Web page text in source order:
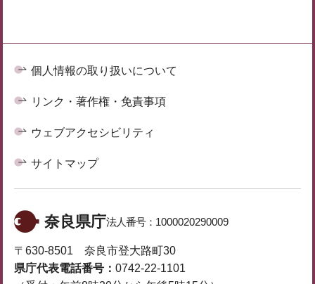
個人情報の取り扱いについて
リンク・著作権・免責事項
ウェブアクセシビリティ
サイトマップ
奈良県庁法人番号： 1000020290009
〒630-8501 奈良市登大路町30
県庁代表電話番号： 0742-22-1101